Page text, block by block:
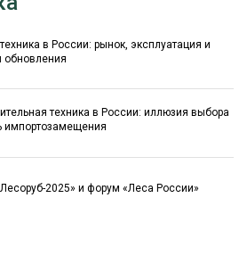
в России: рынок, эксплуатация и
обновления
техника в России: иллюзия выбора
импортозамещения
2025» и форум «Леса России»